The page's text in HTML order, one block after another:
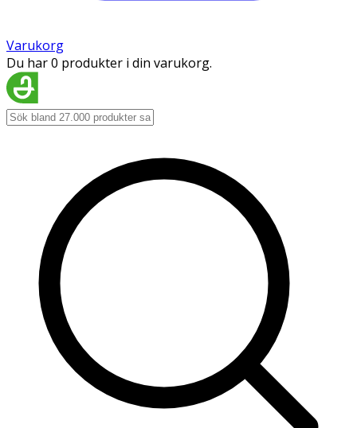
Varukorg
Du har 0 produkter i din varukorg.